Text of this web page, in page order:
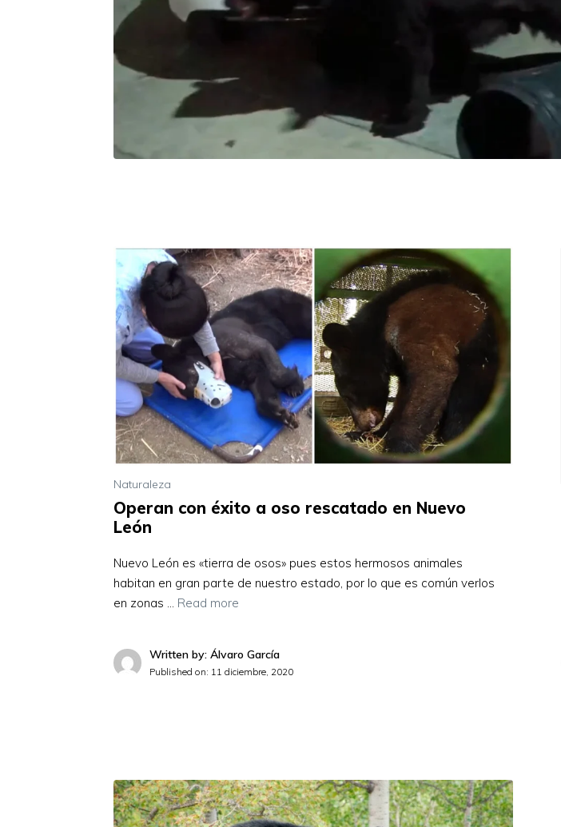
Naturaleza
Operan con éxito a oso rescatado en Nuevo
León
Nuevo León es «tierra de osos» pues estos hermosos animales
habitan en gran parte de nuestro estado, por lo que es común verlos
en zonas … Read more
Written by: Álvaro García
Published on: 11 diciembre, 2020